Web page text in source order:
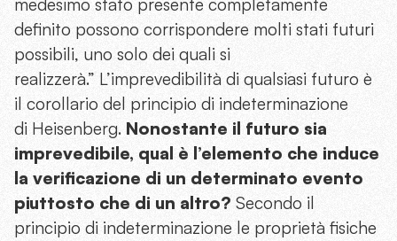
medesimo stato presente completamente
definito possono corrispondere molti stati futuri
possibili, uno solo dei quali si
realizzerà.” L’imprevedibilità di qualsiasi futuro è
il corollario del principio di indeterminazione
di Heisenberg. Nonostante il futuro sia
imprevedibile, qual è l’elemento che induce
la verificazione di un determinato evento
piuttosto che di un altro? Secondo il
principio di indeterminazione le proprietà fisiche